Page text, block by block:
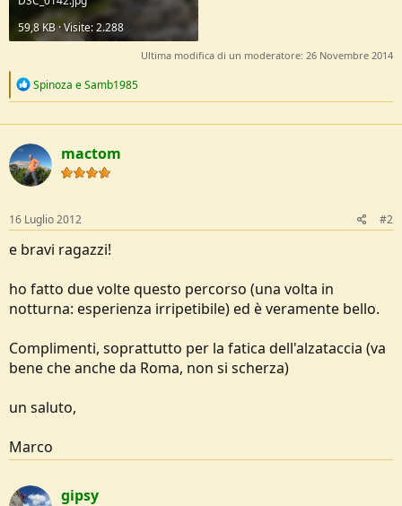
59,8 KB · Visite: 2.288
Ultima modifica di un moderatore: 26 Novembre 2014
R
c
t
i
o
n
Spinoza eSamb1985
mactom
16 Luglio 2012 #2
e bravi ragazzi!
ho fatto due volte questo percorso (una volta in
notturna: esperienza irripetibile) ed è veramente bello.
Complimenti, soprattutto per la fatica dell'alzataccia (va
bene che anche da Roma, non si scherza)
un saluto,
Marco
gipsy